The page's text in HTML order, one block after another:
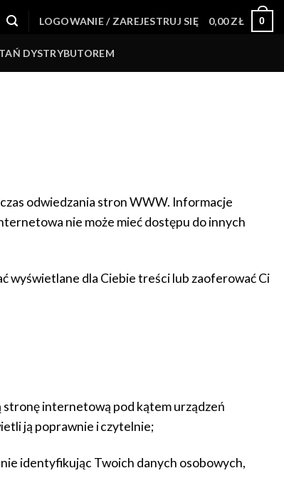
LOGOWANIE / ZAREJESTRUJ SIĘ 0,00ZŁ 0
DYSTRYBUTOREM
odwiedzania stron WWW. Informacje
nie może mieć dostępu do innych
wyświetlane dla Ciebie treści lub zaoferować Ci
stronę internetową pod kątem urządzeń
ją poprawnie i czytelnie;
identyfikując Twoich danych osobowych,